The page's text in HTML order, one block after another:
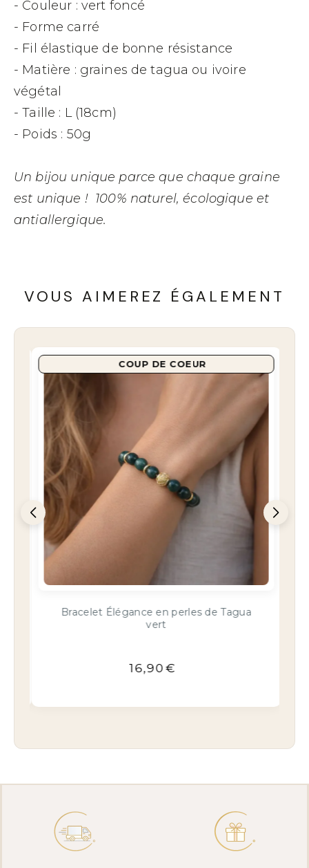
- Couleur : vert foncé
- Forme carré
- Fil élastique de bonne résistance
- Matière : graines de tagua ou ivoire
végétal
- Taille : L (18cm)
- Poids : 50g
Un bijou unique parce que chaque graine
est unique ! 100% naturel, écologique et
antiallergique.
VOUS AIMEREZ ÉGALEMENT
Collier pendentif Tagua vert
24,90 €
NOUVEAU